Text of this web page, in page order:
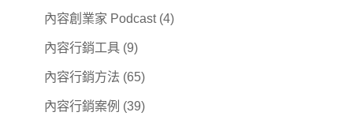
內容創業家 Podcast(4)
內容行銷工具 (9)
內容行銷方法 (65)
內容行銷案例 (39)